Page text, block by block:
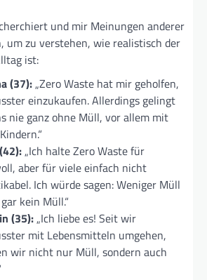
und mir Meinungen anderer
um zu verstehen, wie realistisch der
ist:
(37):„Zero Waste hat mir geholfen,
einzukaufen. Allerdings gelingt
nie ganz ohne Müll, vor allem mit
„Ich halte Zero Waste für
aber für viele einfach nicht
Ich würde sagen: Weniger Müll
kein Müll.“
(35):„Ich liebe es! Seit wir
mit Lebensmitteln umgehen,
wir nicht nur Müll, sondern auch